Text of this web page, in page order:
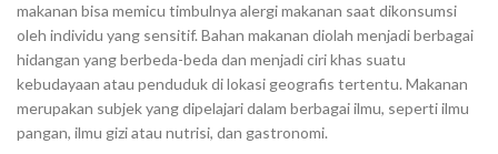
makanan bisa memicu timbulnya alergi makanan saat dikonsumsi
oleh individu yang sensitif. Bahan makanan diolah menjadi berbagai
hidangan yang berbeda-beda dan menjadi ciri khas suatu
kebudayaan atau penduduk di lokasi geografis tertentu. Makanan
merupakan subjek yang dipelajari dalam berbagai ilmu, seperti ilmu
pangan, ilmu gizi atau nutrisi, dan gastronomi.